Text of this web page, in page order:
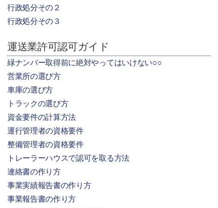
行政処分その２
行政処分その３
運送業許可認可ガイド
緑ナンバー取得前に絶対やってはいけない○○
営業所の選び方
車庫の選び方
トラックの選び方
資金要件の計算方法
運行管理者の資格要件
整備管理者の資格要件
トレーラーハウスで認可を取る方法
連絡書の作り方
事業実績報告書の作り方
事業報告書の作り方